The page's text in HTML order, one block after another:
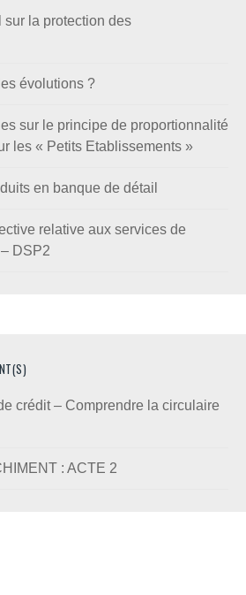
sur la protection des
évolutions ?
sur le principe de proportionnalité
les « Petits Etablissements »
en banque de détail
relative aux services de
DSP2
crédit – Comprendre la circulaire
: ACTE 2